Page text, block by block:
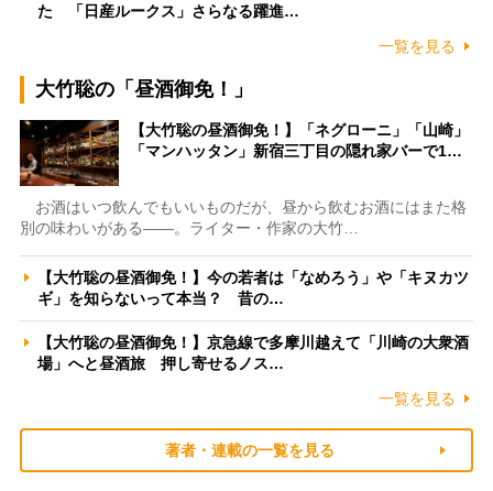
た 「日産ルークス」さらなる躍進…
一覧を見る
大竹聡の「昼酒御免！」
【大竹聡の昼酒御免！】「ネグローニ」「山崎」
「マンハッタン」新宿三丁目の隠れ家バーで1…
お酒はいつ飲んでもいいものだが、昼から飲むお酒にはまた格
別の味わいがある――。ライター・作家の大竹…
【大竹聡の昼酒御免！】今の若者は「なめろう」や「キヌカツ
ギ」を知らないって本当？ 昔の…
【大竹聡の昼酒御免！】京急線で多摩川越えて「川崎の大衆酒
場」へと昼酒旅 押し寄せるノス…
一覧を見る
著者・連載の一覧を見る